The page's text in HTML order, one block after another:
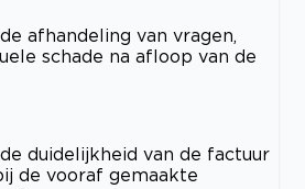
afhandeling van vragen,
schade na afloop van de
duidelijkheid van de factuur
de vooraf gemaakte